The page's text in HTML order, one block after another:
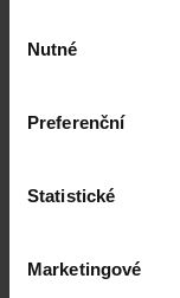
souhlasu
Nutné
Preferenční
Statistické
Marketingové